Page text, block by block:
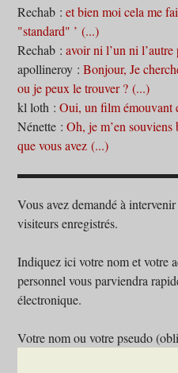
Rechab :et bien moi cela me
"standard" ’ (...)
Rechab :avoir ni l’un ni
apollineroy :Bonjour, Je
ou je peux le trouver ? (...)
kl loth :Oui, un film émouvant
Nénette :Oh, je m’en
que vous avez (...)
Vous avez demandé à intervenir sur un
visiteurs enregistrés.
Indiquez ici votre nom et votre
personnel vous parviendra
électronique.
Votre nom